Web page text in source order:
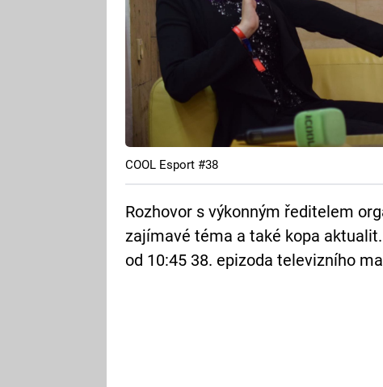
COOL Esport #38
Rozhovor s výkonným ředitelem
zajímavé téma a také kopa
od 10:45 38. epizoda televizního